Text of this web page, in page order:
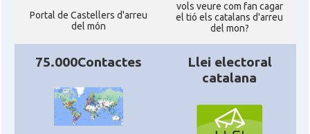
Casal
American Institute for Catalan
Studies (AICS)
Casal Casal Català de Minnesota
Casal Casal Català del Nord de Califòrnia
Portal de Castellers d'arreu
del món
vols veure com fan cagar
el tió els catalans d'arreu
del mon?
75.000Contactes
Llei electoral
catalana